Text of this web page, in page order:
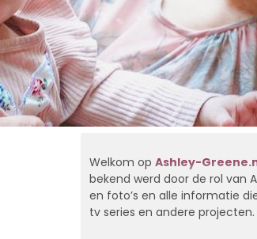
Welkom op Ashley-
bekend werd door de rol van
en foto’s en alle informatie
tv series en andere